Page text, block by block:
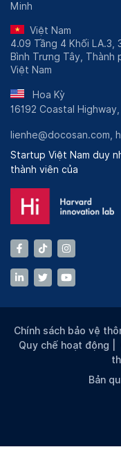
Minh
Việt Nam
4.09 Tầng 4 Khối LA.3,
Bình Trưng Tây, Thành
Việt Nam
Hoa Kỳ
16192 Coastal
lienhe@docosan.com,
Startup Việt Nam duy
thành viên của
Chính sách bảo vệ
Quy chế hoạt động
Bản